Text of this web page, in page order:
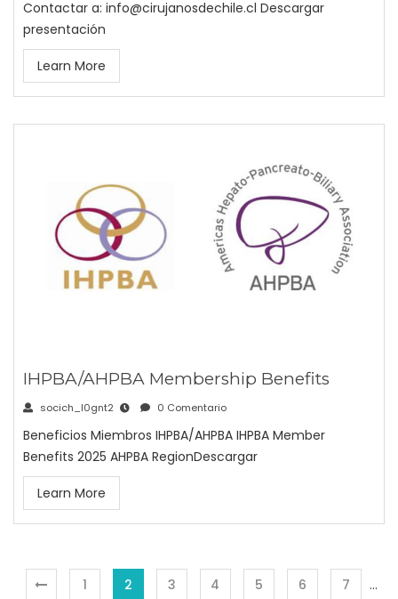
Contactar a: info@cirujanosdechile.cl Descargar
presentación
Learn More
IHPBA/AHPBA Membership Benefits
socich_l0gnt2 0 Comentario
Beneficios Miembros IHPBA/AHPBA IHPBA Member
Benefits 2025 AHPBA RegionDescargar
Learn More
1 2 3 4 5 6 7
…